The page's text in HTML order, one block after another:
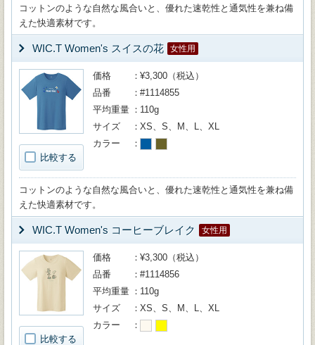
コットンのような自然な風合いと、優れた速乾性と通気性を兼ね備
えた快適素材です。
WIC.T Women's スイスの花 女性用
比較する
価格
¥3,300（税込）
品番
#1114855
平均重量
110g
サイズ
XS、S、M、L、XL
カラー
コットンのような自然な風合いと、優れた速乾性と通気性を兼ね備
えた快適素材です。
WIC.T Women's コーヒーブレイク 女性用
比較する
価格
¥3,300（税込）
品番
#1114856
平均重量
110g
サイズ
XS、S、M、L、XL
カラー